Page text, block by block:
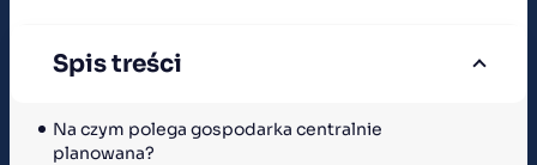
Spis treści
Na czym polega gospodarka centralnie
planowana?